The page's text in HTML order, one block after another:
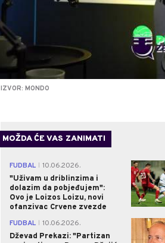
IZVOR: MONDO
MOŽDA ĆE VAS ZANIMATI
FUDBAL
10.06.2026.
"Uživam u driblinzima i
dolazim da pobjeđujem":
Ovo je Loizos Loizu, novi
ofanzivac Crvene zvezde
FUDBAL
10.06.2026.
Dževad Prekazi: "Partizan